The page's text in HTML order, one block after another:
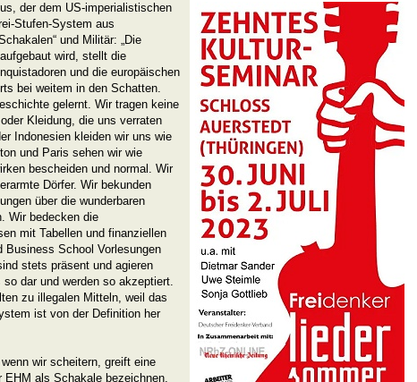
der dem US-imperialistischen
Stufen-System aus
und Militär: „Die
wird, stellt die
und die europäischen
bei weitem in den Schatten.
gelernt. Wir tragen keine
Kleidung, die uns verraten
Indonesien kleiden wir uns wie
und Paris sehen wir wie
bescheiden und normal. Wir
Dörfer. Wir bekunden
über die wunderbaren
Wir bedecken die
mit Tabellen und finanziellen
Business School Vorlesungen
stets präsent und agieren
dar und werden so akzeptiert.
zu illegalen Mitteln, weil das
ist von der Definition her
wir scheitern, greift eine
EHM als Schakale bezeichnen,